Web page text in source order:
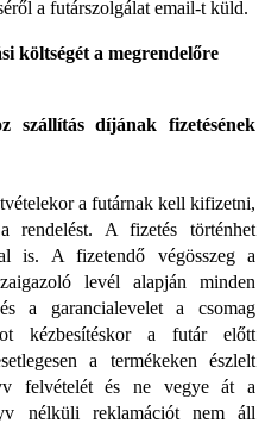
a futárszolgálat email-t küld.
költségét a megrendelőre
szállítás díjának fizetésének
a futárnak kell kifizetni,
rendelést. A fizetés történhet
is. A fizetendő végösszeg a
levél alapján minden
a garancialevelet a csomag
kézbesítéskor a futár előtt
a termékeken észlelt
felvételét és ne vegye át a
nélküli reklamációt nem áll